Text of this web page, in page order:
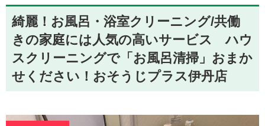
綺麗！お風呂・浴室クリーニング/共働
きの家庭には人気の高いサービス ハウ
スクリーニングで「お風呂清掃」おまか
せください！おそうじプラス伊丹店